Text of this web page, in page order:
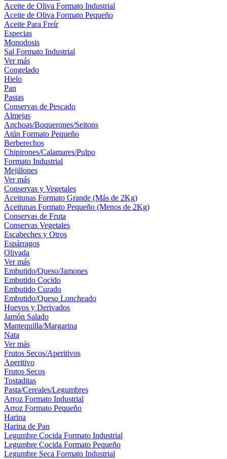
Aceite de Oliva Formato Industrial
Aceite de Oliva Formato Pequeño
Aceite Para Freír
Especias
Monodosis
Sal Formato Industrial
Ver más
Congelado
Hielo
Pan
Pastas
Conservas de Pescado
Almejas
Anchoas/Boquerones/Seitons
Atún Formato Pequeño
Berberechos
Chipirones/Calamares/Pulpo
Formato Industrial
Mejillones
Ver más
Conservas y Vegetales
Aceitunas Formato Grande (Más de 2Kg)
Aceitunas Formato Pequeño (Menos de 2Kg)
Conservas de Fruta
Conservas Vegetales
Escabeches y Otros
Espárragos
Olivada
Ver más
Embutido/Queso/Jamones
Embutido Cocido
Embutido Curado
Embutido/Queso Loncheado
Huevos y Derivados
Jamón Salado
Mantequilla/Margarina
Nata
Ver más
Frutos Secos/Aperitivos
Aperitivo
Frutos Secos
Tostaditas
Pasta/Cereales/Legumbres
Arroz Formato Industrial
Arroz Formato Pequeño
Harina
Harina de Pan
Legumbre Cocida Formato Industrial
Legumbre Cocida Formato Pequeño
Legumbre Seca Formato Industrial